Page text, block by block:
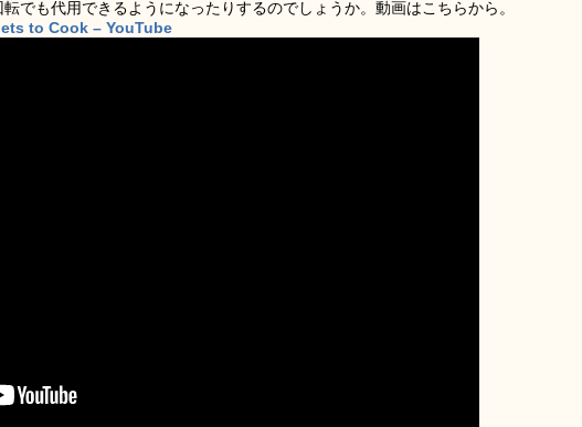
でも代用できるようになったりするのでしょうか。動画はこちらから。
to Cook – YouTube